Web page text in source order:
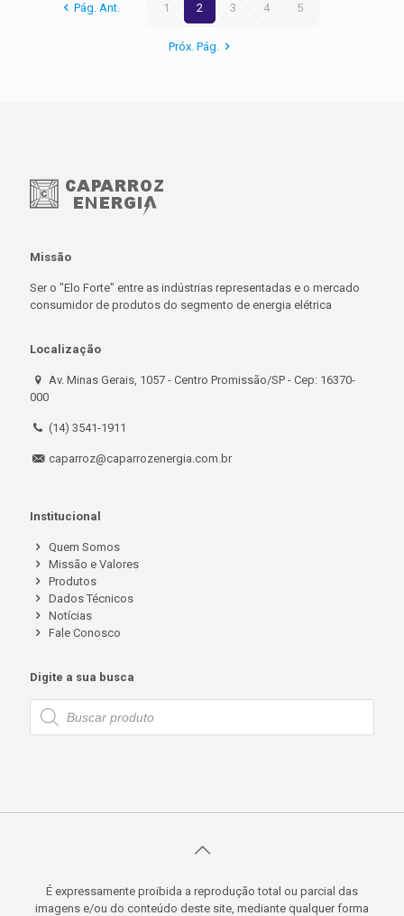
Pág. Ant. 1 2 3 4 5
Próx. Pág.
Missão
Ser o "Elo Forte" entre as indústrias representadas e o mercado
consumidor de produtos do segmento de energia elétrica
Localização
Av. Minas Gerais, 1057 - Centro Promissão/SP - Cep: 16370-
000
(14) 3541-1911
caparroz@caparrozenergia.com.br
Institucional
Quem Somos
Missão e Valores
Produtos
Dados Técnicos
Notícias
Fale Conosco
Digite a sua busca
Pesquisar
produtos
É expressamente proibida a reprodução total ou parcial das
imagens e/ou do conteúdo deste site, mediante qualquer forma